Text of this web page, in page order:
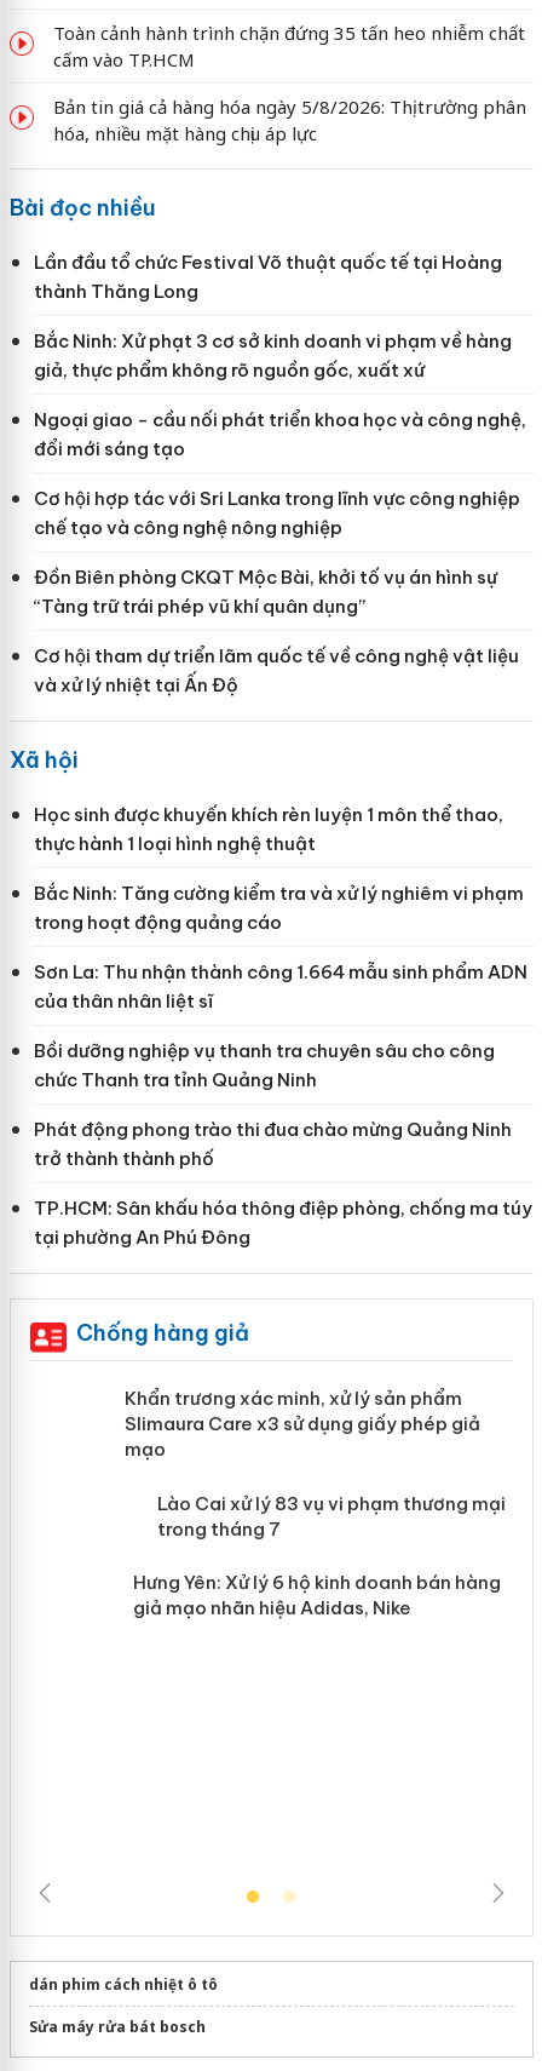
Toàn cảnh hành trình chặn đứng 35 tấn heo nhiễm chất
cấm vào TP.HCM
Bản tin giá cả hàng hóa ngày 5/8/2026: Thị trường phân
hóa, nhiều mặt hàng chịu áp lực
Bài đọc nhiều
Lần đầu tổ chức Festival Võ thuật quốc tế tại Hoàng
thành Thăng Long
Bắc Ninh: Xử phạt 3 cơ sở kinh doanh vi phạm về hàng
giả, thực phẩm không rõ nguồn gốc, xuất xứ
Ngoại giao - cầu nối phát triển khoa học và công nghệ,
đổi mới sáng tạo
Cơ hội hợp tác với Sri Lanka trong lĩnh vực công nghiệp
chế tạo và công nghệ nông nghiệp
Đồn Biên phòng CKQT Mộc Bài, khởi tố vụ án hình sự
“Tàng trữ trái phép vũ khí quân dụng”
Cơ hội tham dự triển lãm quốc tế về công nghệ vật liệu
và xử lý nhiệt tại Ấn Độ
Xã hội
Học sinh được khuyến khích rèn luyện 1 môn thể thao,
thực hành 1 loại hình nghệ thuật
Bắc Ninh: Tăng cường kiểm tra và xử lý nghiêm vi phạm
trong hoạt động quảng cáo
Sơn La: Thu nhận thành công 1.664 mẫu sinh phẩm ADN
của thân nhân liệt sĩ
Bồi dưỡng nghiệp vụ thanh tra chuyên sâu cho công
chức Thanh tra tỉnh Quảng Ninh
Phát động phong trào thi đua chào mừng Quảng Ninh
trở thành thành phố
TP.HCM: Sân khấu hóa thông điệp phòng, chống ma túy
tại phường An Phú Đông
Chống hàng giả
Khẩn trương xác minh, xử lý sản phẩm
Slimaura Care x3 sử dụng giấy phép giả
mạo
Lào Cai xử lý 83 vụ vi phạm thương
mại trong tháng 7
dán phim cách nhiệt ô tô
Sửa máy rửa bát bosch